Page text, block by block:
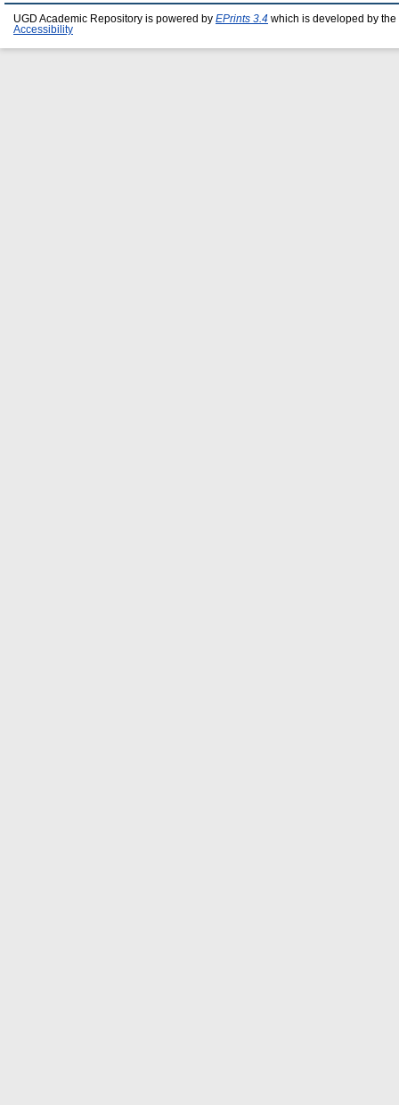
UGD Academic Repository is powered by EPrints 3.4 which is developed by the
Accessibility